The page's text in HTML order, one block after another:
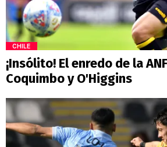
CHILE
¡Insólito! El enredo de la
Coquimbo y O'Higgins